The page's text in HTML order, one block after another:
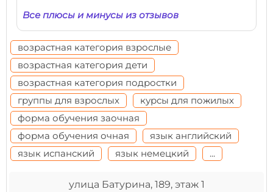
Все плюсы и минусы из отзывов
возрастная категория взрослые
возрастная категория дети
возрастная категория подростки
группы для взрослых
курсы для пожилых
форма обучения заочная
форма обучения очная
язык английский
язык испанский
язык немецкий ...
улица Батурина, 189, этаж 1